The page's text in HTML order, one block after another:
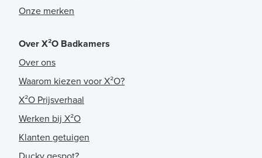
Onze merken
Over X²O Badkamers
Over ons
Waarom kiezen voor X²O?
X²O Prijsverhaal
Werken bij X²O
Klanten getuigen